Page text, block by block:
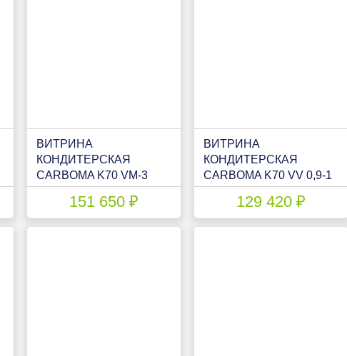
ВИТРИНА
КОНДИТЕРСКАЯ
CARBOMA K70 VM-3
ПАТТЕРН(П0000007110)
151 650 ₽
ВИТРИНА
КОНДИТЕРСКАЯ
CARBOMA K70 VV 0,9-1
ЛЮКС ТЕХНО)
129 420 ₽